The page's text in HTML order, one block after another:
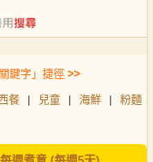
鍵字」捷徑 >>
餐 | 兒童 | 海鮮 |
粉麵